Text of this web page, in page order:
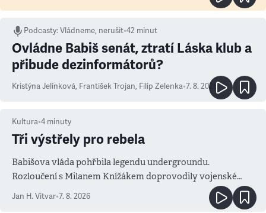
Podcasty:Vládneme, nerušit•42 minut
Ovládne Babiš senát, ztratí Láska klub a
přibude dezinformátorů?
Kristýna Jelínková, František Trojan, Filip Zelenka•7. 8. 2026
Kultura•4 minuty
Tři výstřely pro rebela
Babišova vláda pohřbila legendu undergroundu.
Rozloučení s Milanem Knížákem doprovodily vojenské
salvy i kritika pokrokářů
Jan H. Vitvar•7. 8. 2026